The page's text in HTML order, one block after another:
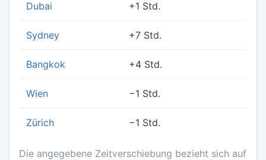
Dubai +1 Std.
Sydney +7 Std.
Bangkok +4 Std.
Wien −1 Std.
Zürich −1 Std.
Die angegebene Zeitverschiebung bezieht sich auf